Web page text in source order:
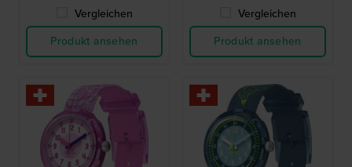
Vergleichen
Produkt ansehen
Vergleichen
Produkt ansehen